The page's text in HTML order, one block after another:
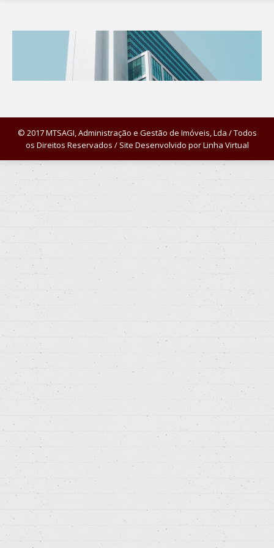
© 2017 MTSAGI, Administração e Gestão de Imóveis, Lda / Todos
os Direitos Reservados / Site Desenvolvido porLinha Virtual